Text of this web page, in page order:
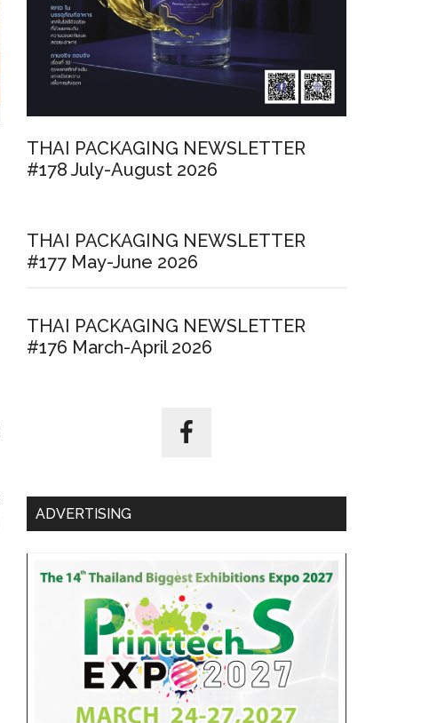
THAI PACKAGING NEWSLETTER
#178 July-August 2026
THAI PACKAGING NEWSLETTER
#177 May-June 2026
THAI PACKAGING NEWSLETTER
#176 March-April 2026
ADVERTISING